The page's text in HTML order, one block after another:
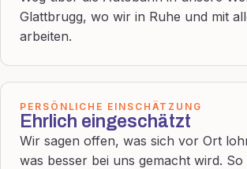
Glattbrugg, wo wir in Ruhe und mit
arbeiten.
PERSÖNLICHE EINSCHÄTZUNG
Ehrlich eingeschätzt
Wir sagen offen, was sich vor Ort
was besser bei uns gemacht wird.